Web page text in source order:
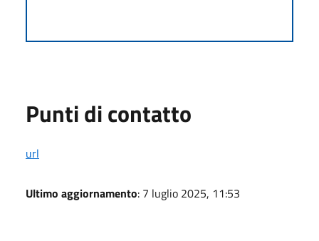
Punti di contatto
url
Ultimo aggiornamento: 7 luglio 2025, 11:53